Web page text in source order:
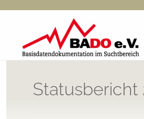
Zum
springen
Statusbericht